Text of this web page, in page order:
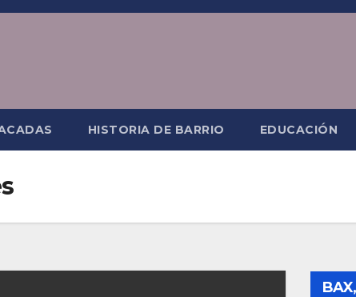
HISTORIA DE BARRIO EDUCACIÓN